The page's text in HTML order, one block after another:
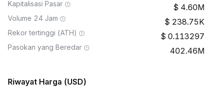
Kapitalisasi Pasar 4.60M
Volume 24 Jam 238.75K
Rekor tertinggi (ATH) 0.113297
Pasokan yang Beredar 402.46M
Riwayat Harga (USD)